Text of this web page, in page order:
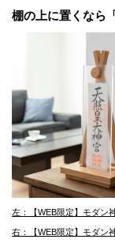
棚の上に置くなら
左：【WEB限定】モダ
右：【WEB限定】モダ